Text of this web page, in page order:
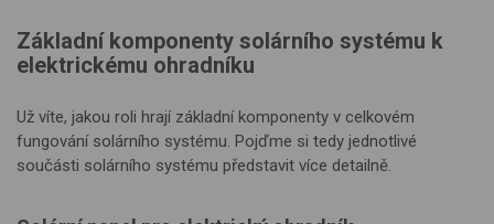
Základní komponenty solárního systému k
elektrickému ohradníku
Už víte, jakou roli hrají základní komponenty v celkovém
fungování solárního systému. Pojďme si tedy jednotlivé
součásti solárního systému představit více detailně.